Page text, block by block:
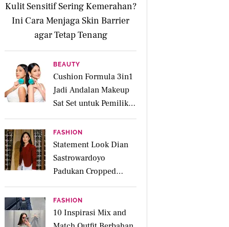
Kulit Sensitif Sering Kemerahan?
Ini Cara Menjaga Skin Barrier
agar Tetap Tenang
BEAUTY
Cushion Formula 3in1
Jadi Andalan Makeup
Sat Set untuk Pemilik
Kulit Acne Prone
FASHION
Statement Look Dian
Sastrowardoyo
Padukan Cropped
Beskap dan Ripped
Jeans, Hadirkan Pesona
Kartini yang Edgy
FASHION
10 Inspirasi Mix and